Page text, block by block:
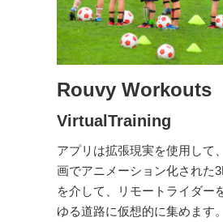
Rouvy Workouts
VirtualTraining
アプリは拡張現実を使用して
画でアニメーション化された
を介して、リモートライダー
ゆる道路に仮想的に集めます。